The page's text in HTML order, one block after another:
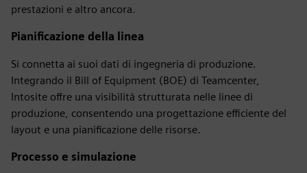
prestazioni e altro ancora.
Pianificazione della linea
Si connetta ai suoi dati di ingegneria di produzione.
Integrando il Bill of Equipment (BOE) di Teamcenter,
Intosite offre una visibilità strutturata nelle linee di
produzione, consentendo una progettazione efficiente del
layout e una pianificazione delle risorse.
Processo e simulazione